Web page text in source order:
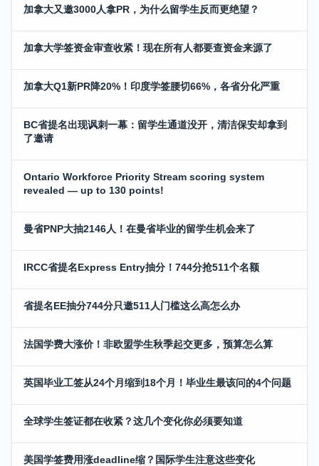
加拿大又邀3000人拿PR，为什么留学生反而更绝望？
加拿大学签资金审查收紧！现在所有人都要查资金来源了
加拿大Q1新PR降20%！印度学签腰切66%，各省分化严重
BC省提名出现讽刺一幕：留学生通道没开，清洁保安却拿到
了邀请
Ontario Workforce Priority Stream scoring system
revealed — up to 130 points!
曼省PNP大抽2146人！在曼省毕业的留学生机会来了
IRCC省提名Express Entry抽分！744分抢511个名额
省提名EE抽分744分只邀511人门槛这么高怎么办
法国学费大涨价！非欧盟学生秋季起交更多，预算怎么算
英国毕业工签从24个月缩到18个月！毕业生最该问的4个问题
全球学生签证都在收紧？这几个变化你必须要知道
美国学签费用涨deadline缩？国际学生注意这些变化